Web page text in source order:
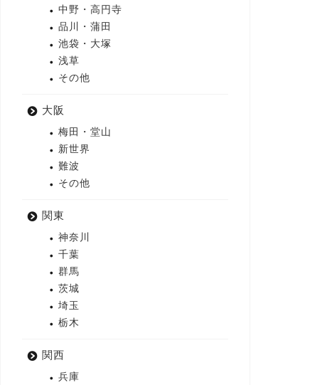
中野・高円寺
品川・蒲田
池袋・大塚
浅草
その他
大阪
梅田・堂山
新世界
難波
その他
関東
神奈川
千葉
群馬
茨城
埼玉
栃木
関西
兵庫